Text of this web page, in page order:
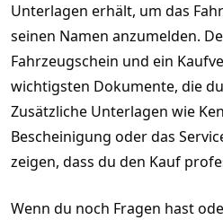
Unterlagen erhält, um das
seinen Namen anzumelden.
Fahrzeugschein und ein
wichtigsten Dokumente, die
Zusätzliche Unterlagen wie
Bescheinigung oder das
zeigen, dass du den Kauf
Wenn du noch Fragen hast